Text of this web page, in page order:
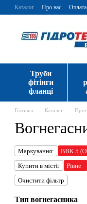
Перейти до основного
Каталог Про нас Оплата
Труби
фітінги
фланці
Головна Каталог
Маркування:
ВВК 5
Купити в місті:
Рівне
Очистити фільтр
Тип вогнегасника